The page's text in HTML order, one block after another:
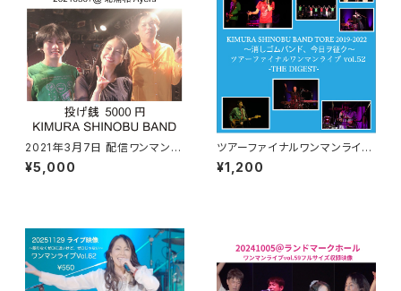
2021年3月7日 配信ワンマンラ
イブ 5000円
¥5,000
ツアーファイナルワンマンライ
ブ 〜ダイジェスト版〜
¥1,200